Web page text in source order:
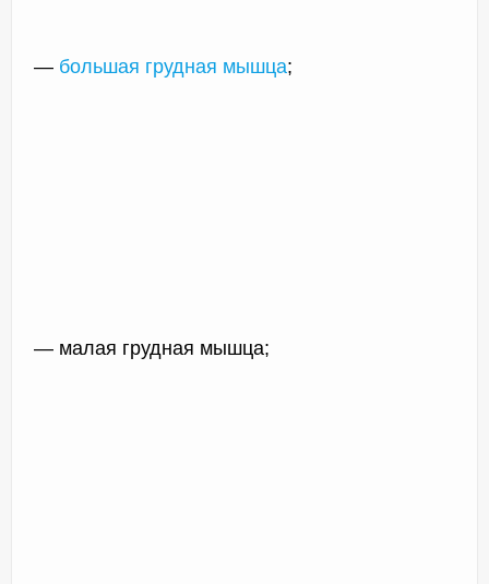
— большая грудная мышца;
— малая грудная мышца;